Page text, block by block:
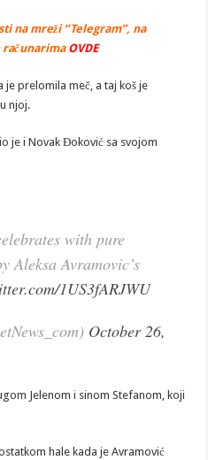
na mreži “Telegram”, na
OVDE
prelomila meč, a taj koš je
njoj.
je i Novak Đoković sa svojom
with pure
Aleksa Avramovic’s
1US3fARJWU
October 26,
Jelenom i sinom Stefanom, koji
hale kada je Avramović